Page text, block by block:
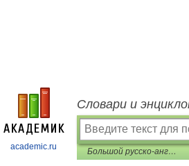
academic.ru
Словари и
Большой русско-английский фразеологический словарь